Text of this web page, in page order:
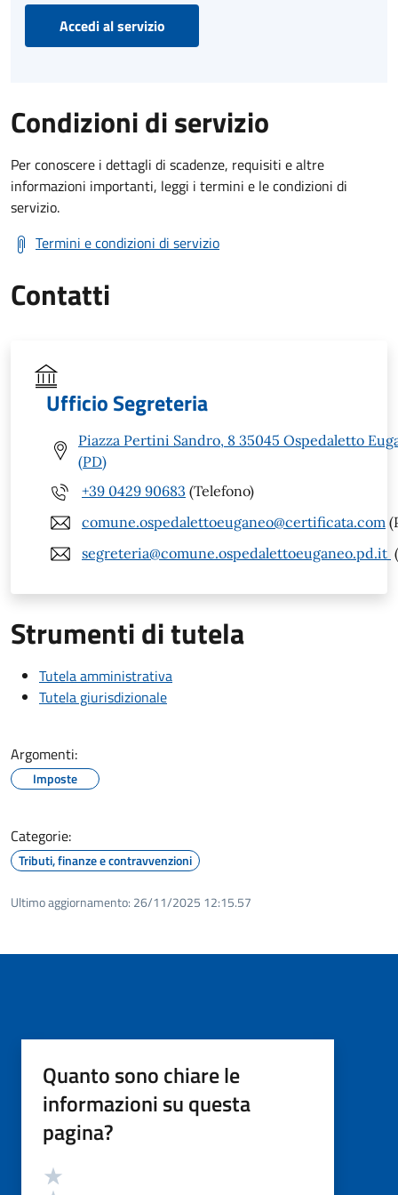
Accedi al servizio
Condizioni di servizio
Per conoscere i dettagli di scadenze, requisiti e altre
informazioni importanti, leggi i termini e le condizioni di
servizio.
Termini e condizioni di servizio
Contatti
Ufficio Segreteria
Piazza Pertini Sandro, 8 35045 Ospedaletto
(PD)
+39 0429 90683 (Telefono)
comune.ospedalettoeuganeo@certificata.com
segreteria@comune.ospedalettoeuganeo.pd.it
Strumenti di tutela
Tutela amministrativa
Tutela giurisdizionale
Argomenti:
Imposte
Categorie:
Tributi, finanze e contravvenzioni
Ultimo aggiornamento: 26/11/2025 12:15.57
Quanto sono chiare le
informazioni su questa
pagina?
Valutazione